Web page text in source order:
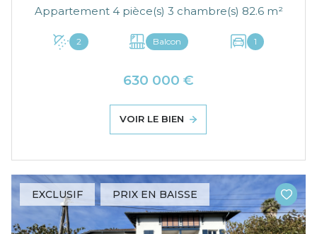
Appartement 4 pièce(s) 3 chambre(s) 82.6 m²
2 Balcon 1
630 000 €
VOIR LE BIEN
EXCLUSIF PRIX EN BAISSE